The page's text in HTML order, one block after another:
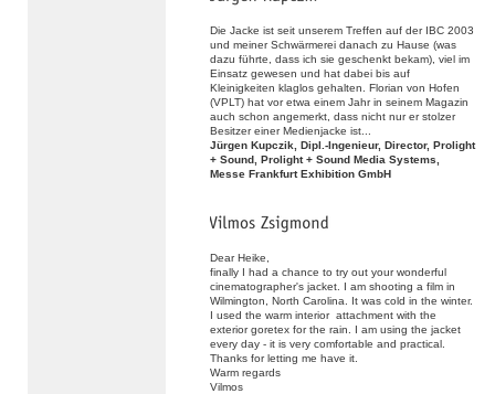
Die Jacke ist seit unserem Treffen auf der IBC 2003
und meiner Schwärmerei danach zu Hause (was
dazu führte, dass ich sie geschenkt bekam), viel im
Einsatz gewesen und hat dabei bis auf
Kleinigkeiten klaglos gehalten. Florian von Hofen
(VPLT) hat vor etwa einem Jahr in seinem Magazin
auch schon angemerkt, dass nicht nur er stolzer
Besitzer einer Medienjacke ist...
Jürgen Kupczik, Dipl.-Ingenieur, Director, Prolight
+ Sound, Prolight + Sound Media Systems,
Messe Frankfurt Exhibition GmbH
Dear Heike,
finally I had a chance to try out your wonderful
cinematographer's jacket. I am shooting a film in
Wilmington, North Carolina. It was cold in the winter.
I used the warm interior attachment with the
exterior goretex for the rain. I am using the jacket
every day - it is very comfortable and practical.
Thanks for letting me have it.
Warm regards
Vilmos